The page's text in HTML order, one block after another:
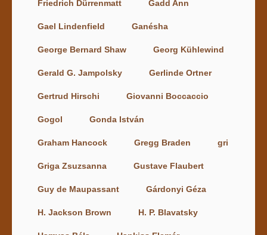
Friedrich Dürrenmatt Gadd Ann
Gael Lindenfield Ganésha
George Bernard Shaw Georg Kühlewind
Gerald G. Jampolsky Gerlinde Ortner
Gertrud Hirschi Giovanni Boccaccio
Gogol Gonda István
Graham Hancock Gregg Braden gri
Griga Zsuzsanna Gustave Flaubert
Guy de Maupassant Gárdonyi Géza
H. Jackson Brown H. P. Blavatsky